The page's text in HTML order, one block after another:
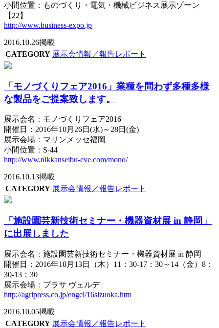
小間位置：ものづくり・電気・機械ビジネス展示ゾーン
【22】
http://www.business-expo.jp
2016.10.26掲載
CATEGORY 展示会情報／報告レポート
「モノづくりフェア2016」業種を問わず多種多様
な製品をご提案致します。
展示会名：モノづくりフェア2016
開催日：2016年10月26日(水)～28日(金)
展示会場：マリンメッセ福岡
小間位置：S-44
http://www.nikkanseibu-eve.com/mono/
2016.10.13掲載
CATEGORY 展示会情報／報告レポート
「施設園芸新技術セミナー・機器資材展 in 静岡」
に出展しました
展示会名：施設園芸新技術セミナー・機器資材展 in 静岡
開催日：2016年10月13日（木）11：30-17：30～14（金）8：
30-13：30
展示会場：プラサ ヴェルデ
http://agripress.co.jp/engei/16sizuoka.htm
2016.10.05掲載
CATEGORY 展示会情報／報告レポート